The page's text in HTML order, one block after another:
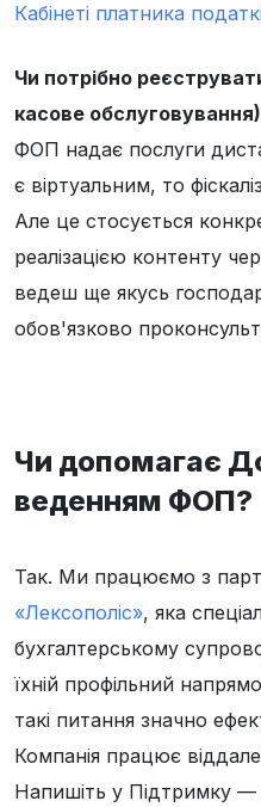
Кабінеті платника
Чи потрібно
касове
ФОП надає послуги
є віртуальним, то
Але це стосується
реалізацією контенту
ведеш ще якусь
обов'язково
Чи допомагає
веденням ФОП?
Так. Ми працюємо з
«Лексополіс», яка
бухгалтерському
їхній профільний
такі питання значно
Компанія працює
Напишіть у Підтримку —